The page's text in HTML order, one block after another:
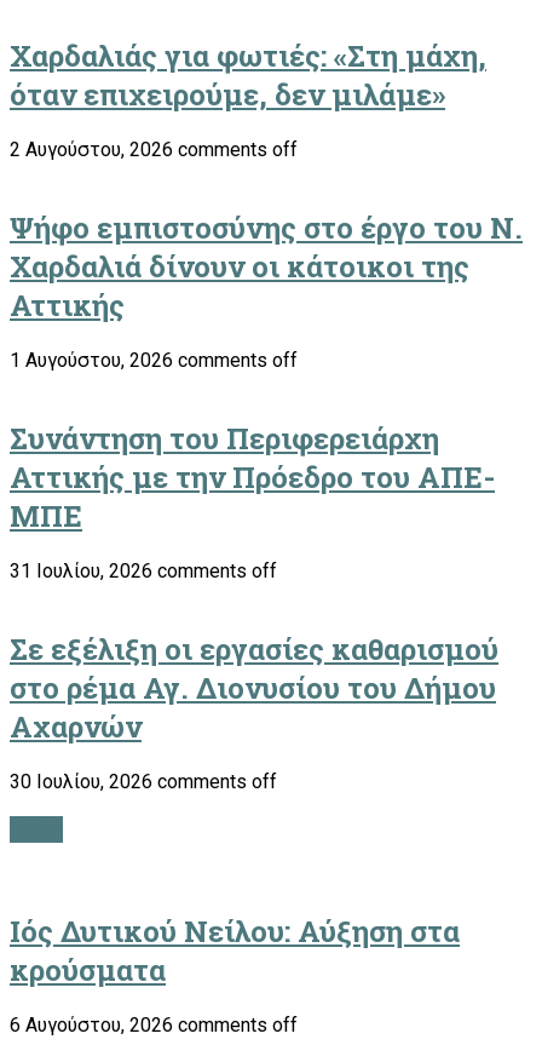
Χαρδαλιάς για φωτιές: «Στη μάχη,
όταν επιχειρούμε, δεν μιλάμε»
2 Αυγούστου, 2026 comments off
Ψήφο εμπιστοσύνης στο έργο του Ν.
Χαρδαλιά δίνουν οι κάτοικοι της
Αττικής
1 Αυγούστου, 2026 comments off
Συνάντηση του Περιφερειάρχη
Αττικής με την Πρόεδρο του ΑΠΕ-
ΜΠΕ
31 Ιουλίου, 2026 comments off
Σε εξέλιξη οι εργασίες καθαρισμού
στο ρέμα Αγ. Διονυσίου του Δήμου
Αχαρνών
30 Ιουλίου, 2026 comments off
Ιός Δυτικού Νείλου: Αύξηση στα
κρούσματα
6 Αυγούστου, 2026 comments off